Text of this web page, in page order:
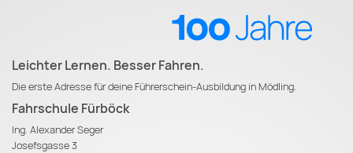
Leichter Lernen. Besser Fahren.
Die erste Adresse für deine Führerschein-Ausbildung in Mödling.
Fahrschule Fürböck
Ing. Alexander Seger
Josefsgasse 3